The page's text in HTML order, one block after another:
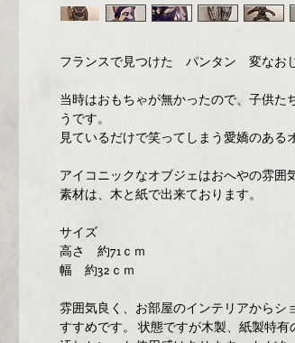
フランスで見つけた パンタン 変なお
当時はおもちゃが無かったので、子供た
うです。
見ているだけで笑ってしまう愛嬌のある
アイコニックなオブジェはおへやの雰囲
素材は、木と紙で出来ております。
サイズ
高さ 約71ｃｍ
幅 約32ｃｍ
雰囲気良く、お部屋のインテリアからシ
すすめです。 状態ですが木製、紙製特